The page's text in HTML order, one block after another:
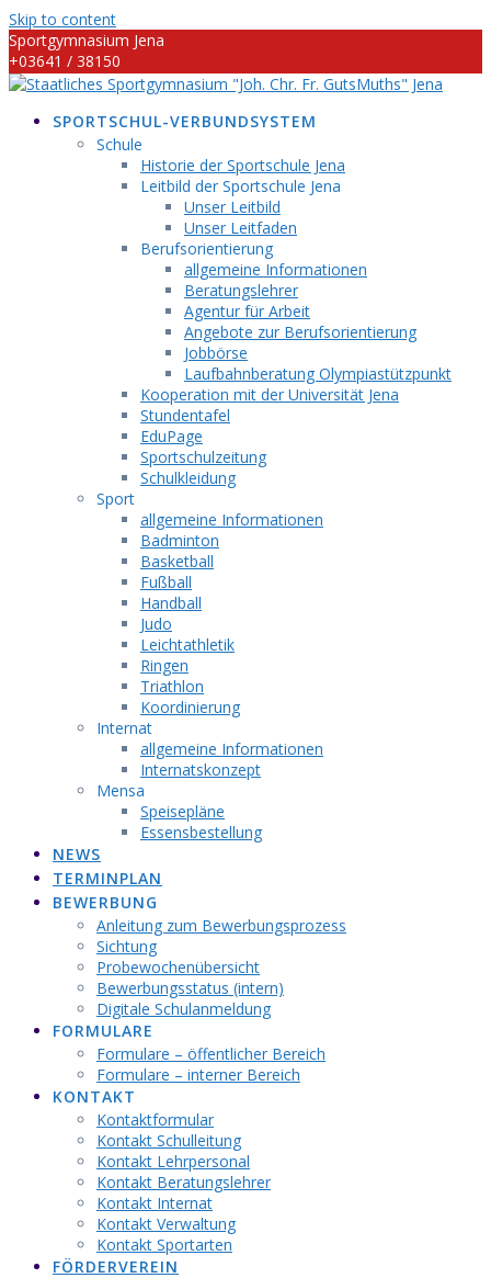
Skip to content
Sportgymnasium Jena
+03641 / 38150
info@sportgymnasium-jena.info
SPORTSCHUL-VERBUNDSYSTEM
Schule
Historie der Sportschule Jena
Leitbild der Sportschule Jena
Unser Leitbild
Unser Leitfaden
Berufsorientierung
allgemeine Informationen
Beratungslehrer
Agentur für Arbeit
Angebote zur Berufsorientierung
Jobbörse
Laufbahnberatung Olympiastützpunkt
Kooperation mit der Universität Jena
Stundentafel
EduPage
Sportschulzeitung
Schulkleidung
Sport
allgemeine Informationen
Badminton
Basketball
Fußball
Handball
Judo
Leichtathletik
Ringen
Triathlon
Koordinierung
Internat
allgemeine Informationen
Internatskonzept
Mensa
Speisepläne
Essensbestellung
NEWS
TERMINPLAN
BEWERBUNG
Anleitung zum Bewerbungsprozess
Sichtung
Probewochenübersicht
Bewerbungsstatus (intern)
Digitale Schulanmeldung
FORMULARE
Formulare – öffentlicher Bereich
Formulare – interner Bereich
KONTAKT
Kontaktformular
Kontakt Schulleitung
Kontakt Lehrpersonal
Kontakt Beratungslehrer
Kontakt Internat
Kontakt Verwaltung
Kontakt Sportarten
FÖRDERVEREIN